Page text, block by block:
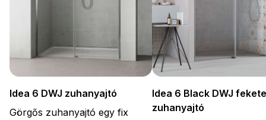
Idea 6 DWJ zuhanyajtó
Görgős zuhanyajtó egy fix
Idea 6 Black DWJ fekete
zuhanyajtó